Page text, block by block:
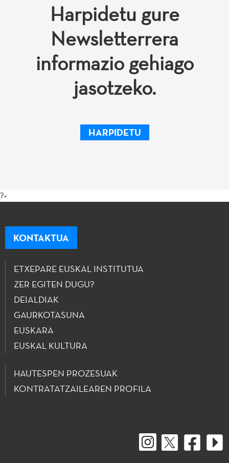
Harpidetu gure
Newsletterrera
informazio gehiago
jasotzeko.
HARPIDETU
?>
KONTAKTUA
ETXEPARE EUSKAL INSTITUTUA
ZER EGITEN DUGU?
DEIALDIAK
GAURKOTASUNA
EUSKARA
EUSKAL KULTURA
HAUTESPEN PROZESUAK
KONTRATATZAILEAREN PROFILA